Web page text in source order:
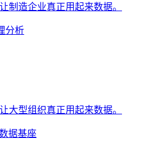
制造企业真正用起来数据。
分析
大型组织真正用起来数据。
据基座